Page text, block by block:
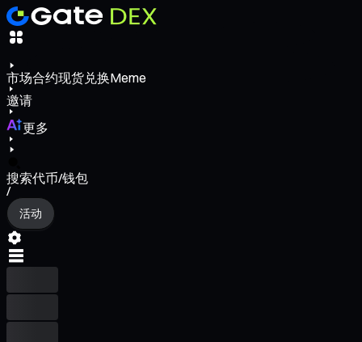
市场合约现货兑换Meme
邀请
更多
搜索代币/钱包
/
活动